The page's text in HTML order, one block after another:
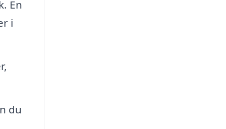
En
i
du